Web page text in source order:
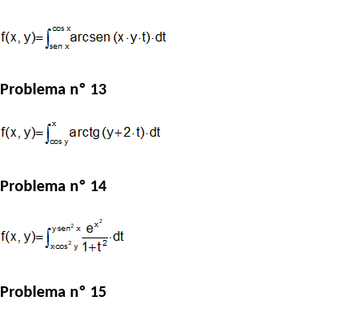
Problema nº 13
Problema nº 14
Problema nº 15